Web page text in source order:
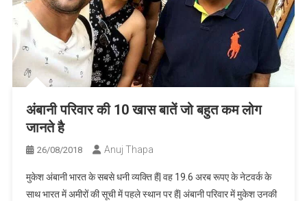
अंबानी परिवार की 10 खास बातें जो बहुत कम लोग
जानते है
26/08/2018 Anuj Thapa
मुकेश अंबानी भारत के सबसे धनी व्यक्ति हैं| वह 19.6 अरब रूपए के नेटवर्क के
साथ भारत में अमीरों की सूची में पहले स्थान पर हैं| अंबानी परिवार में मुकेश उनकी